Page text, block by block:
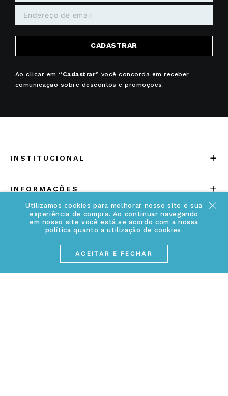
Utilizamos cookies para melhorar nosso site e sua
experiência de compra. Ao continuar navegando
em nosso site você está se acordo com a nossa
política quanto a utilização de cookies.
ACEITAR E FECHAR
CADASTRAR
Ao clicar em “Cadastrar” você concorda em receber
comunicação sobre descontos e promoções.
INSTITUCIONAL +
Fale Conosco
INFORMAÇÕES +
Cuidados Especiais
Política de Troca e Devolução
contato@webjoias.com.br